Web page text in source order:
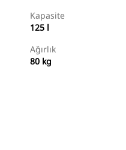
Kapasite
125 l
Ağırlık
80 kg